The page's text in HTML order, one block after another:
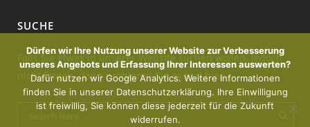
SUCHE
Falls Sie etwas in unserer Website suchen wollen, jedoch
nicht finden, dann probieren Sie es mal hier:
Dürfen wir Ihre Nutzung unserer Website zur Verbesserung
unseres Angebots und Erfassung Ihrer Interessen auswerten?
Dafür nutzen wir Google Analytics. Weitere Informationen
finden Sie in unserer Datenschutzerklärung. Ihre Einwilligung
ist freiwillig, Sie können diese jederzeit für die Zukunft
widerrufen.